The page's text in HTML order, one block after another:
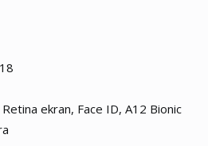
ekran, Face ID, A12 Bionic